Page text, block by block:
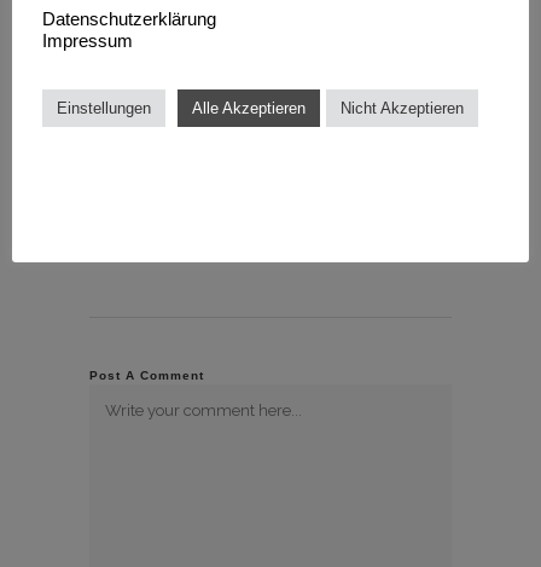
From optimizing artefact
Post A Comment
Datenschutzerklärung
Impressum
Einstellungen Alle Akzeptieren Nicht Akzeptieren